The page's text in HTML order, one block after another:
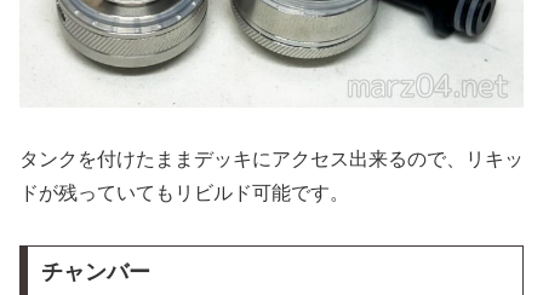
タンクを付けたままデッキにアクセス出来るので、リキッ
ドが残っていてもリビルド可能です。
チャンバー